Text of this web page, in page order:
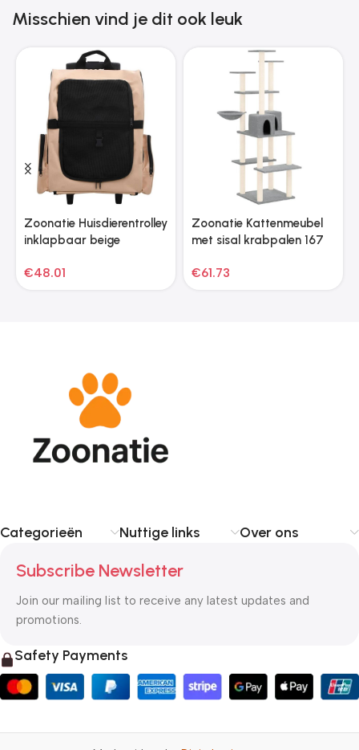
Misschien vind je dit ook leuk
Zoonatie Huisdierentrolley
inklapbaar beige
€48.01
Zoonatie Kattenmeubel
met sisal krabpalen 167
€61.73
Categorieën Nuttige links Over ons
Subscribe Newsletter
Join our mailing list to receive any latest updates and
promotions.
Safety Payments